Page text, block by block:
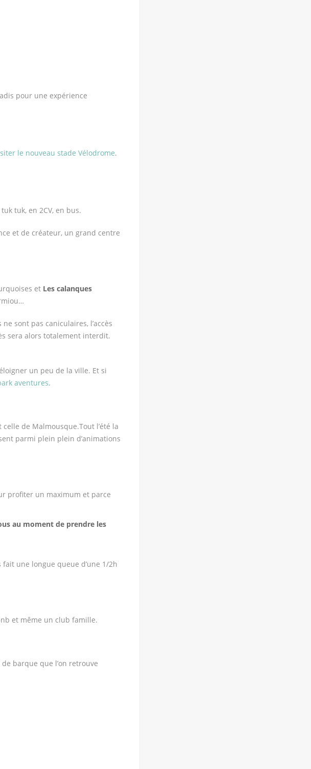
pour une expérience
le nouveau stade Vélodrome.
tuk, en 2CV, en bus.
et de créateur, un grand centre
et Les calanques
sont pas caniculaires, l’accès
sera alors totalement interdit.
un peu de la ville. Et si
aventures.
de Malmousque.Tout l’été la
parmi plein plein d’animations
profiter un maximum et parce
au moment de prendre les
une longue queue d’une 1/2h
et même un club famille.
barque que l’on retrouve